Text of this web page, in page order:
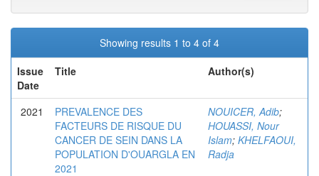
Showing results 1 to 4 of 4
Issue
Date
Title Author(s)
2021
PREVALENCE DES
FACTEURS DE RISQUE DU
CANCER DE SEIN DANS LA
POPULATION D'OUARGLA EN
2021
NOUICER, Adib;
HOUASSI, Nour
Islam; KHELFAOUI,
Radja